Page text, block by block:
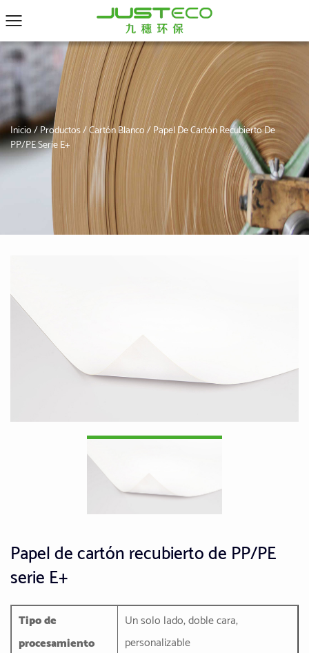
Inicio/Productos/Cartón Blanco/Papel De Cartón Recubierto De
PP/PE Serie E+
Papel de cartón recubierto de PP/PE
serie E+
Tipo de
procesamiento
Un solo lado, doble cara,
personalizable